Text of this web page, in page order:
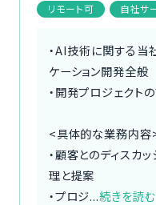
今すぐ無料で登
リモート可 自社サ
・AI技術に関する当
ケーション開発全般
・開発プロジェクト
<具体的な業務内容
・顧客とのディスカ
理と提案
・プロジ...続きを読む